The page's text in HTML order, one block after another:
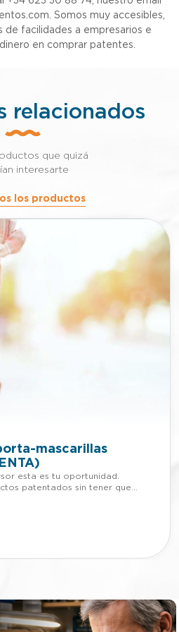
Somos muy accesibles,
de facilidades a empresarios e
en comprar patentes.
relacionados
que quizá
interesarte
los productos
mascarillas‌
esta es tu oportunidad.
patentados sin tener que
mascarilla es uno de los más
hacen un mal uso,
oreja o incluso en la muñeca. Sin